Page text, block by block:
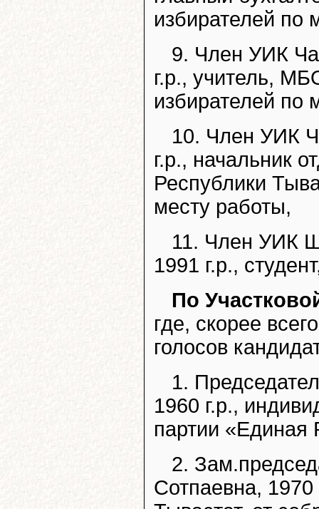
избирателей по
9. Член УИК
г.р., учитель,
избирателей по
10. Член УИК
г.р., начальник
Республики
месту работы,
11. Член УИК
1991 г.р.,
По
где, скорее
голосов
1.
1960 г.р.,
партии «Единая
2.
Сотпаевна,